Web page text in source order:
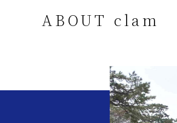
ABOUT clam